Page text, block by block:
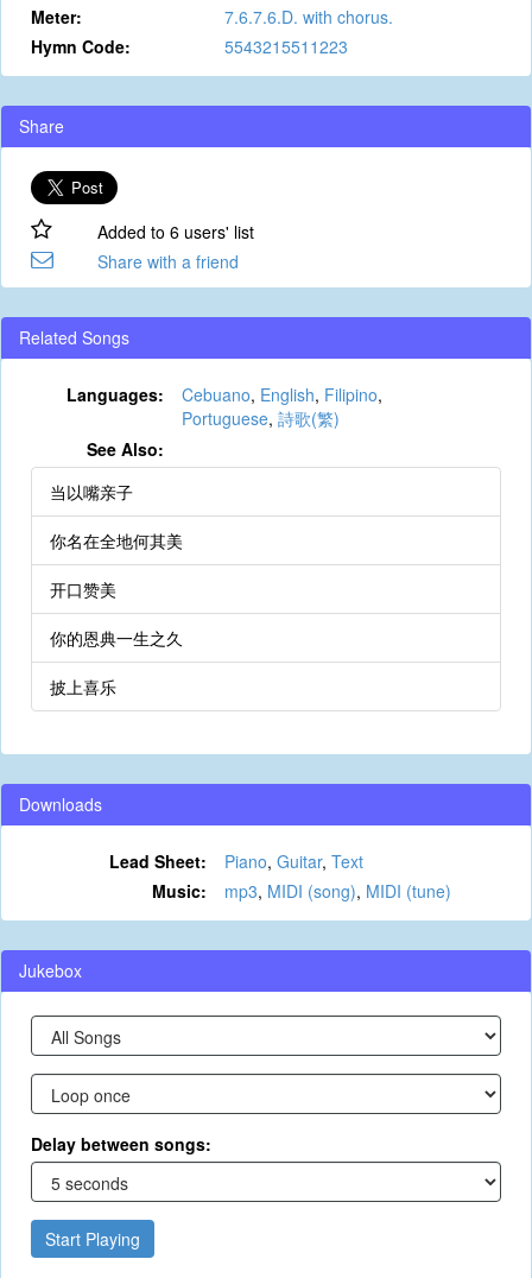
Meter:
7.6.7.6.D. with chorus.
Hymn Code:
5543215511223
Share
Added to 6 users' list
Share with a friend
Related Songs
Languages: Cebuano, English, Filipino,
Portuguese, 詩歌(繁)
See Also:
当以嘴亲子
你名在全地何其美
开口赞美
你的恩典一生之久
披上喜乐
Downloads
Lead Sheet: Piano, Guitar, Text
Music:
mp3, MIDI (song), MIDI (tune)
Jukebox
Delay between songs:
Start Playing